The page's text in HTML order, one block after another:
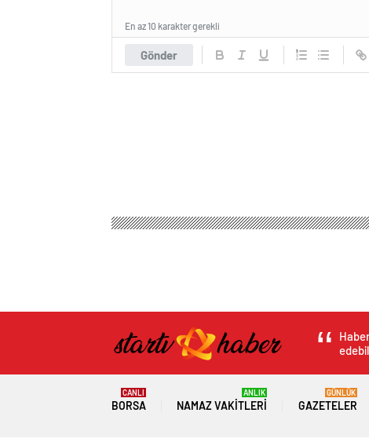
Gönder
En az 10 karakter gerekli
BORSA
CANLI
NAMAZ VAKITLERI
ANLIK
GAZETELER
GÜNLÜK